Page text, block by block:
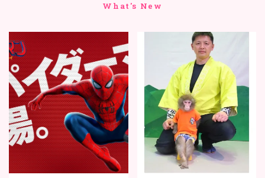
What's New